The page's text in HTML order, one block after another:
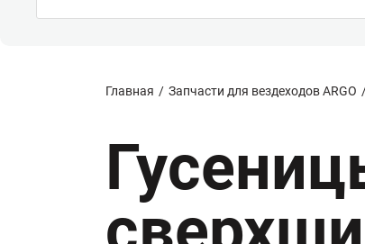
Главная Запчасти для вездеходов ARGO